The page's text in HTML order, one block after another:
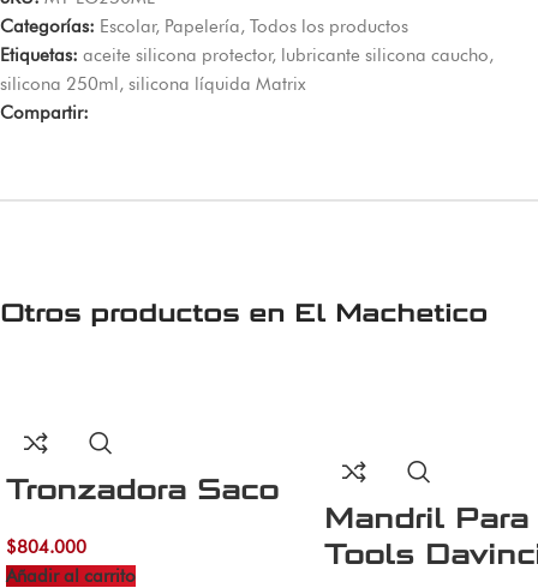
Categorías: Escolar, Papelería, Todos los productos
Etiquetas: aceite silicona protector, lubricante silicona caucho,
silicona 250ml, silicona líquida Matrix
Compartir:
Otros productos en El Machetico
Tronzadora Saco
$804.000
Añadir al carrito
Mandril
Tools